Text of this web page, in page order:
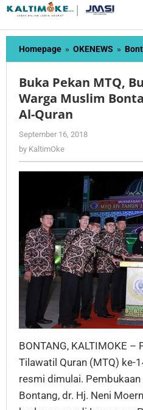
Skip
content
Homepage » OKENEWS »
Buka Pekan MTQ,
Warga Muslim
Al-Quran
September 16, 2018
by KaltimOke
BONTANG, KALTIMOKE –
Tilawatil Quran (MTQ) ke-
resmi dimulai.
Bontang, dr. Hj. Neni